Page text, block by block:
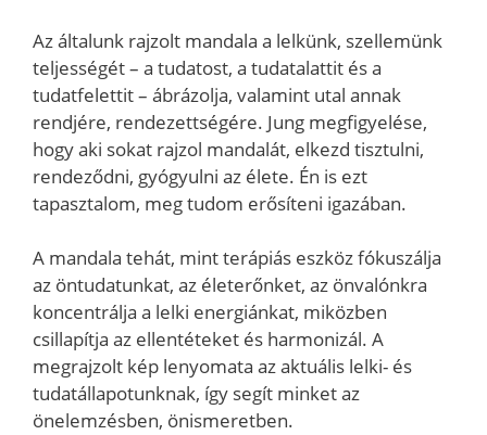
Az általunk rajzolt mandala a lelkünk, szellemünk
teljességét – a tudatost, a tudatalattit és a
tudatfelettit – ábrázolja, valamint utal annak
rendjére, rendezettségére. Jung megfigyelése,
hogy aki sokat rajzol mandalát, elkezd tisztulni,
rendeződni, gyógyulni az élete. Én is ezt
tapasztalom, meg tudom erősíteni igazában.
A mandala tehát, mint terápiás eszköz fókuszálja
az öntudatunkat, az életerőnket, az önvalónkra
koncentrálja a lelki energiánkat, miközben
csillapítja az ellentéteket és harmonizál. A
megrajzolt kép lenyomata az aktuális lelki- és
tudatállapotunknak, így segít minket az
önelemzésben, önismeretben.